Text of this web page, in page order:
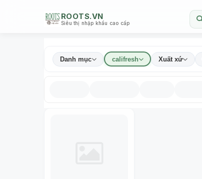
ROOTS.VN
Siêu thị nhập khẩu cao cấp
Danh mục califresh Xuất xứ